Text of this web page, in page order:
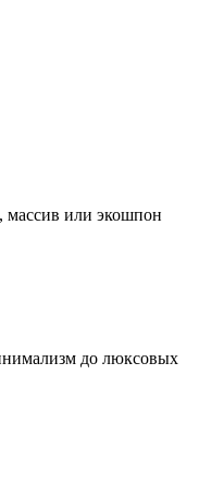
массив или экошпон
до люксовых